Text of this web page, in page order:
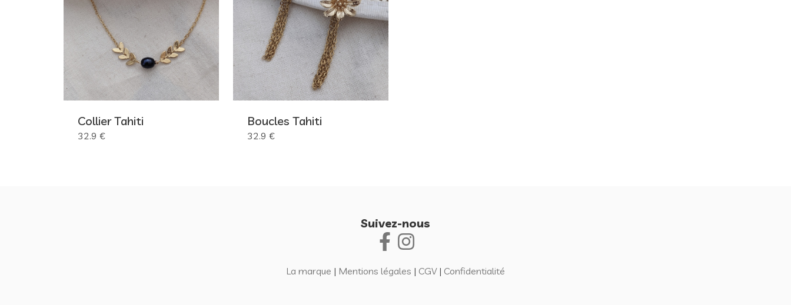
Collier Tahiti
32.9 €
Boucles Tahiti
32.9 €
Suivez-nous
La marque | Mentions légales | CGV| Confidentialité